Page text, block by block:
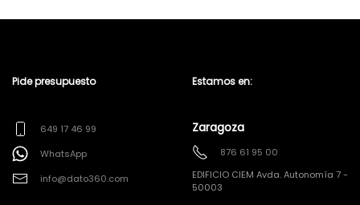
Pide presupuesto
649 17 46 99
WhatsApp
info@dato360.com
Estamos en:
Zaragoza
876 61 95 00
EDIFICIO CIEM Avda. Autonomía 7 -
50003